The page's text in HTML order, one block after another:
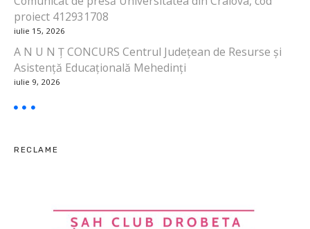
c
o
l
e
proiect 412931708
iulie 15, 2026
A N U N Ț CONCURS Centrul Județean de Resurse și
Asistență Educațională Mehedinți
iulie 9, 2026
RECLAME